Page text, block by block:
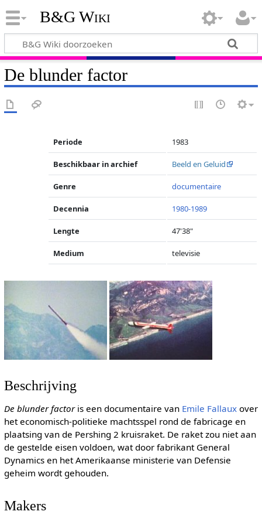
B&G Wiki
De blunder factor
Periode 1983
Beschikbaar in archief Beeld en Geluid
Genre documentaire
Decennia 1980-1989
Lengte 47'38"
Medium televisie
Beschrijving
De blunder factoris een documentaire van Emile Fallauxover
het economisch-politieke machtsspel rond de fabricage en
plaatsing van de Pershing 2 kruisraket. De raket zou niet aan
de gestelde eisen voldoen, wat door fabrikant General
Dynamics en het Amerikaanse ministerie van Defensie
geheim wordt gehouden.
Makers